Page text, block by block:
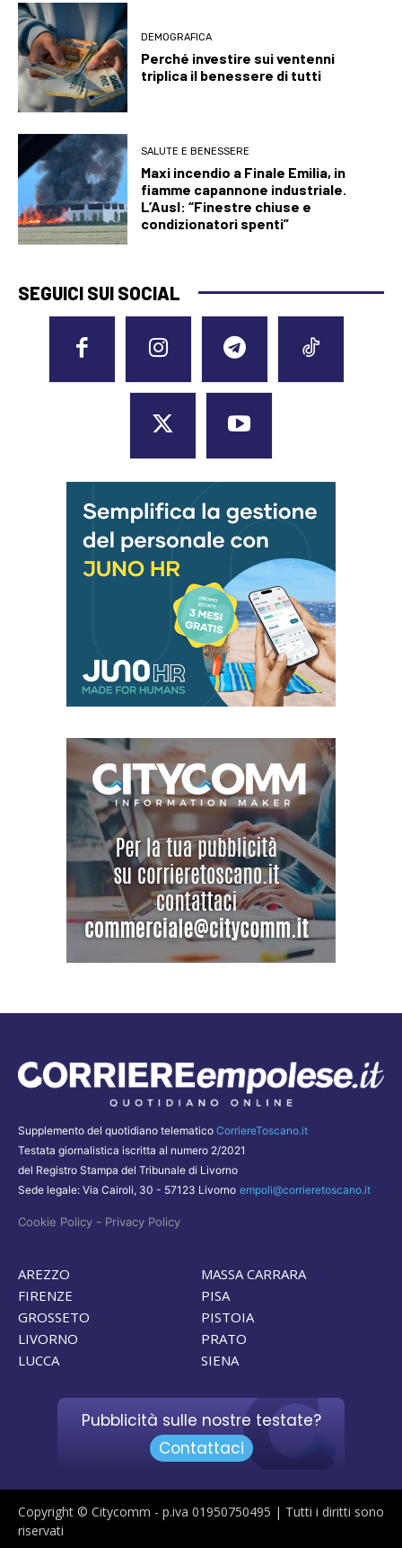
DEMOGRAFICA
Perché investire sui ventenni
triplica il benessere di tutti
SALUTE E BENESSERE
Maxi incendio a Finale Emilia, in
fiamme capannone industriale.
L’Ausl: “Finestre chiuse e
condizionatori spenti”
SEGUICI SUI SOCIAL
Supplemento del quotidiano telematico CorriereToscano.it
Testata giornalistica iscritta al numero 2/2021
del Registro Stampa del Tribunale di Livorno
Sede legale: Via Cairoli, 30 - 57123 Livorno empoli@corrieretoscano.it
Cookie Policy - Privacy Policy
AREZZO
FIRENZE
GROSSETO
LIVORNO
LUCCA
MASSA CARRARA
PISA
PISTOIA
PRATO
SIENA
Pubblicità sulle nostre testate?
Contattaci
Copyright © Citycomm - p.iva 01950750495 | Tutti i diritti sono
riservati